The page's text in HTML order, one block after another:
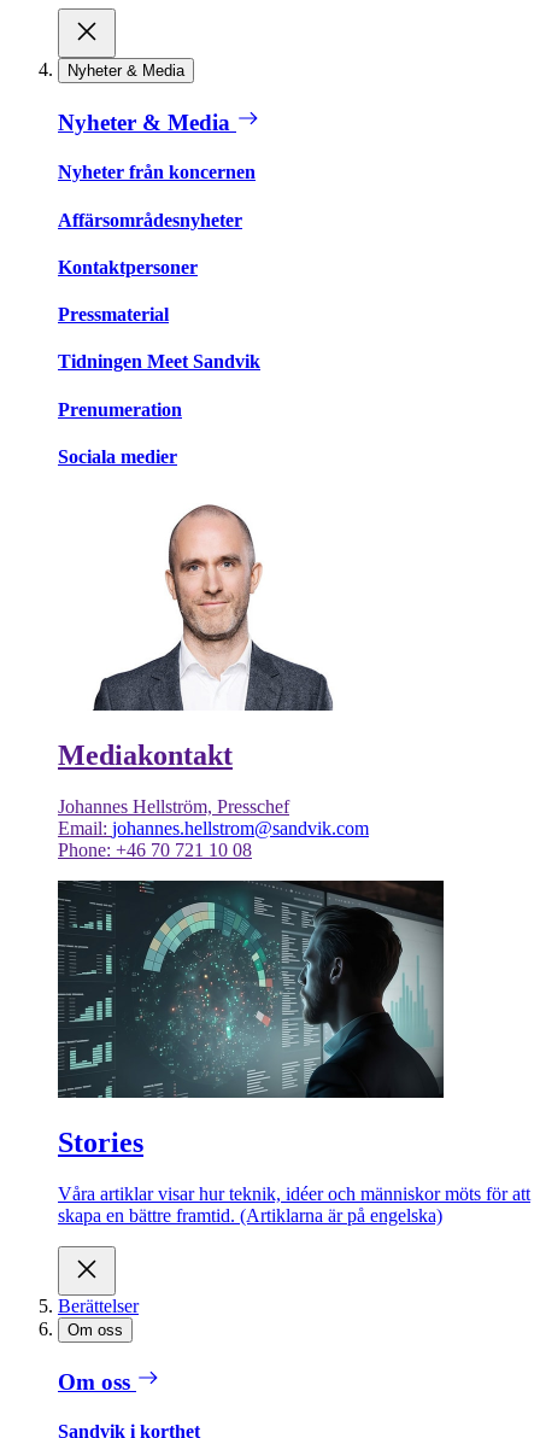
Nyheter & Media
Nyheter & Media
Nyheter från koncernen
Affärsområdesnyheter
Kontaktpersoner
Pressmaterial
Tidningen Meet Sandvik
Prenumeration
Sociala medier
Mediakontakt
Johannes Hellström, Presschef
Email: johannes.hellstrom@sandvik.com
Phone: +46 70 721 10 08
Stories
Våra artiklar visar hur teknik, idéer och människor möts för att
skapa en bättre framtid. (Artiklarna är på engelska)
Berättelser
Om oss
Om oss
Sandvik i korthet